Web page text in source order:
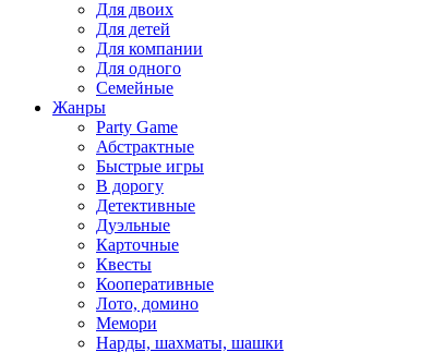
Для двоих
Для детей
Для компании
Для одного
Семейные
Жанры
Party Game
Абстрактные
Быстрые игры
В дорогу
Детективные
Дуэльные
Карточные
Квесты
Кооперативные
Лото, домино
Мемори
Нарды, шахматы, шашки